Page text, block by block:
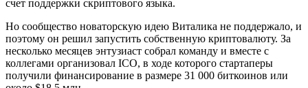
счет поддержки скриптового языка.
Но сообщество новаторскую идею Виталика не поддержало, и
поэтому он решил запустить собственную криптовалюту. За
несколько месяцев энтузиаст собрал команду и вместе с
коллегами организовал ICO, в ходе которого стартаперы
получили финансирование в размере 31 000 биткоинов или